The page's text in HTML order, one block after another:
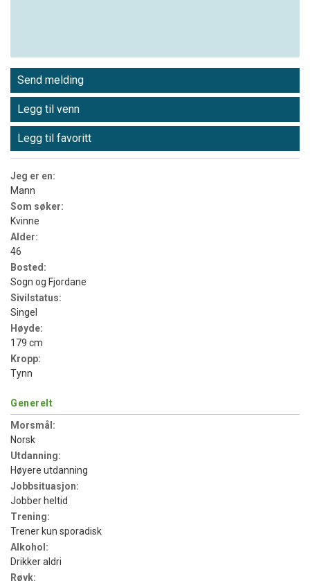
Send melding
Legg til venn
Legg til favoritt
Jeg er en:
Mann
Som søker:
Kvinne
Alder:
46
Bosted:
Sogn og Fjordane
Sivilstatus:
Singel
Høyde:
179 cm
Kropp:
Tynn
Generelt
Morsmål:
Norsk
Utdanning:
Høyere utdanning
Jobbsituasjon:
Jobber heltid
Trening:
Trener kun sporadisk
Alkohol:
Drikker aldri
Røyk: